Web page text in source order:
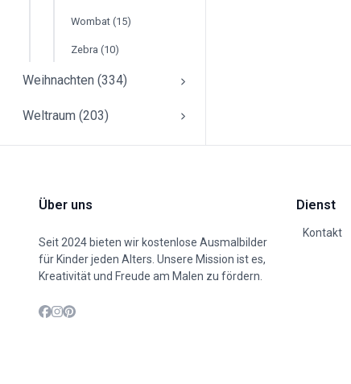
Wombat (15)
Zebra (10)
Weihnachten (334)
Weltraum (203)
Über uns
Seit 2024 bieten wir kostenlose Ausmalbilder
für Kinder jeden Alters. Unsere Mission ist es,
Kreativität und Freude am Malen zu fördern.
Dienst
Kontakt